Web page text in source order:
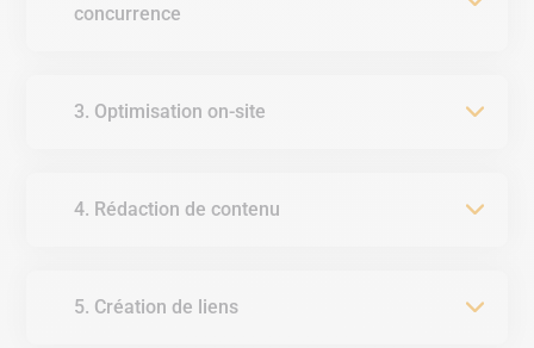
concurrence
3. Optimisation on-site
4. Rédaction de contenu
5. Création de liens